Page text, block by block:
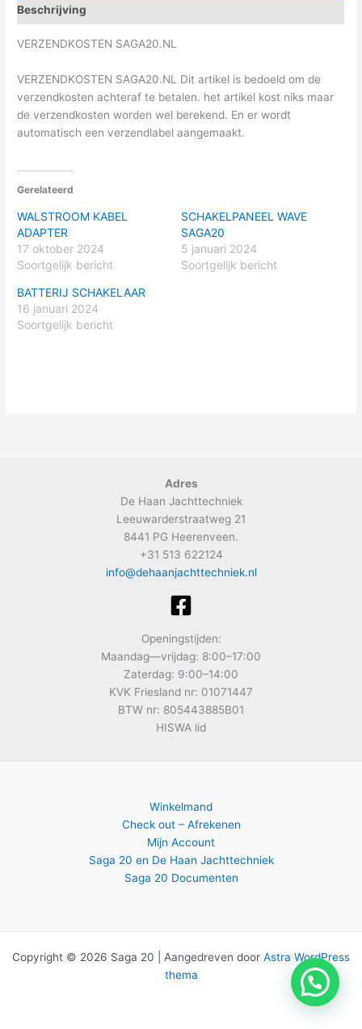
Beschrijving
VERZENDKOSTEN SAGA20.NL
VERZENDKOSTEN SAGA20.NL Dit artikel is bedoeld om de
verzendkosten achteraf te betalen. het artikel kost niks maar
de verzendkosten worden wel berekend. En er wordt
automatisch een verzendlabel aangemaakt.
Gerelateerd
WALSTROOM KABEL
ADAPTER
17 oktober 2024
Soortgelijk bericht
SCHAKELPANEEL WAVE
SAGA20
5 januari 2024
Soortgelijk bericht
BATTERIJ SCHAKELAAR
16 januari 2024
Soortgelijk bericht
Adres
De Haan Jachttechniek
Leeuwarderstraatweg 21
8441 PG Heerenveen.
+31 513 622124
info@dehaanjachttechniek.nl
Openingstijden:
Maandag—vrijdag: 8:00–17:00
Zaterdag: 9:00–14:00
KVK Friesland nr: 01071447
BTW nr: 805443885B01
HISWA lid
Winkelmand
Check out – Afrekenen
Mijn Account
Saga 20 en De Haan Jachttechniek
Saga 20 Documenten
Copyright © 2026 Saga 20 | Aangedreven door Astra WordPress
thema